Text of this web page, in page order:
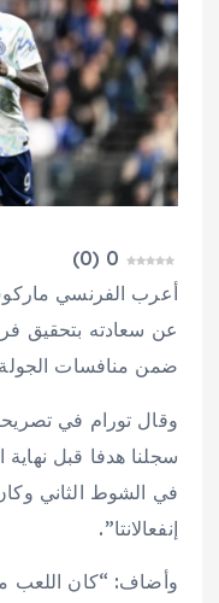
0
(
0
)
أعرب الفرنسي
ضمن منافسات الجولة 32 من الدوري الإيطالي.
وقال تورام في
سجلنا هدفا قبل
في الشوط الثاني
إنفعالانتا”.
وأضاف: “كان اللعب